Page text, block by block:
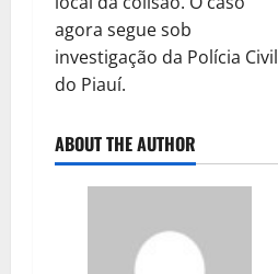
agora segue sob
investigação da Polícia Civil
do Piauí.
ABOUT THE AUTHOR